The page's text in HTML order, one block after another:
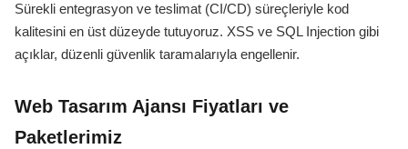
Sürekli entegrasyon ve teslimat (CI/CD) süreçleriyle kod
kalitesini en üst düzeyde tutuyoruz. XSS ve SQL Injection gibi
açıklar, düzenli güvenlik taramalarıyla engellenir.
Web Tasarım Ajansı Fiyatları ve
Paketlerimiz